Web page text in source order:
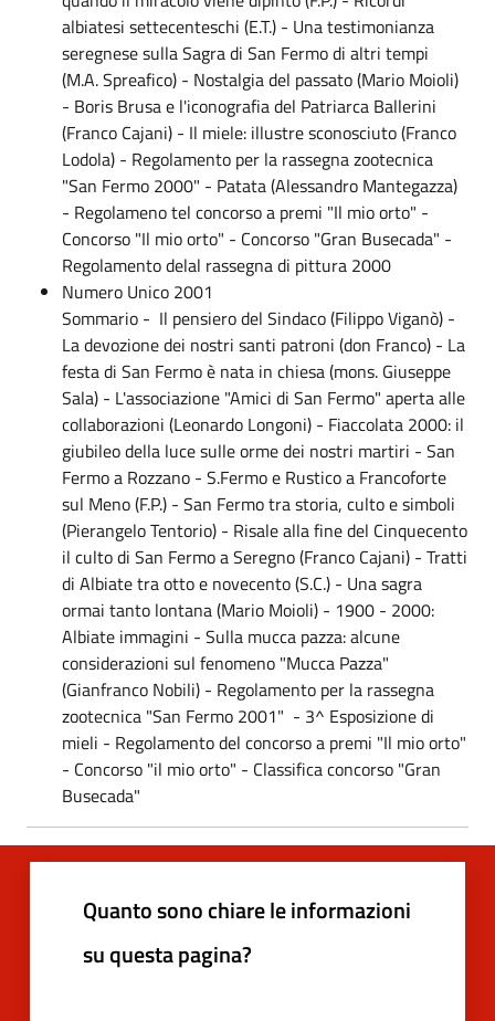
albiatesi settecenteschi (E.T.) - Una testimonianza
seregnese sulla Sagra di San Fermo di altri tempi
(M.A. Spreafico) - Nostalgia del passato (Mario Moioli)
- Boris Brusa e l'iconografia del Patriarca Ballerini
(Franco Cajani) - Il miele: illustre sconosciuto (Franco
Lodola) - Regolamento per la rassegna zootecnica
"San Fermo 2000" - Patata (Alessandro Mantegazza)
- Regolameno tel concorso a premi "Il mio orto" -
Concorso "Il mio orto" - Concorso "Gran Busecada" -
Regolamento delal rassegna di pittura 2000
Numero Unico 2001
Sommario - Il pensiero del Sindaco (Filippo Viganò) -
La devozione dei nostri santi patroni (don Franco) - La
festa di San Fermo è nata in chiesa (mons. Giuseppe
Sala) - L'associazione "Amici di San Fermo" aperta alle
collaborazioni (Leonardo Longoni) - Fiaccolata 2000: il
giubileo della luce sulle orme dei nostri martiri - San
Fermo a Rozzano - S.Fermo e Rustico a Francoforte
sul Meno (F.P.) - San Fermo tra storia, culto e simboli
(Pierangelo Tentorio) - Risale alla fine del Cinquecento
il culto di San Fermo a Seregno (Franco Cajani) - Tratti
di Albiate tra otto e novecento (S.C.) - Una sagra
ormai tanto lontana (Mario Moioli) - 1900 - 2000:
Albiate immagini - Sulla mucca pazza: alcune
considerazioni sul fenomeno "Mucca Pazza"
(Gianfranco Nobili) - Regolamento per la rassegna
zootecnica "San Fermo 2001" - 3^ Esposizione di
mieli - Regolamento del concorso a premi "Il mio orto"
- Concorso "il mio orto" - Classifica concorso "Gran
Busecada"
Quanto sono chiare le informazioni
su questa pagina?